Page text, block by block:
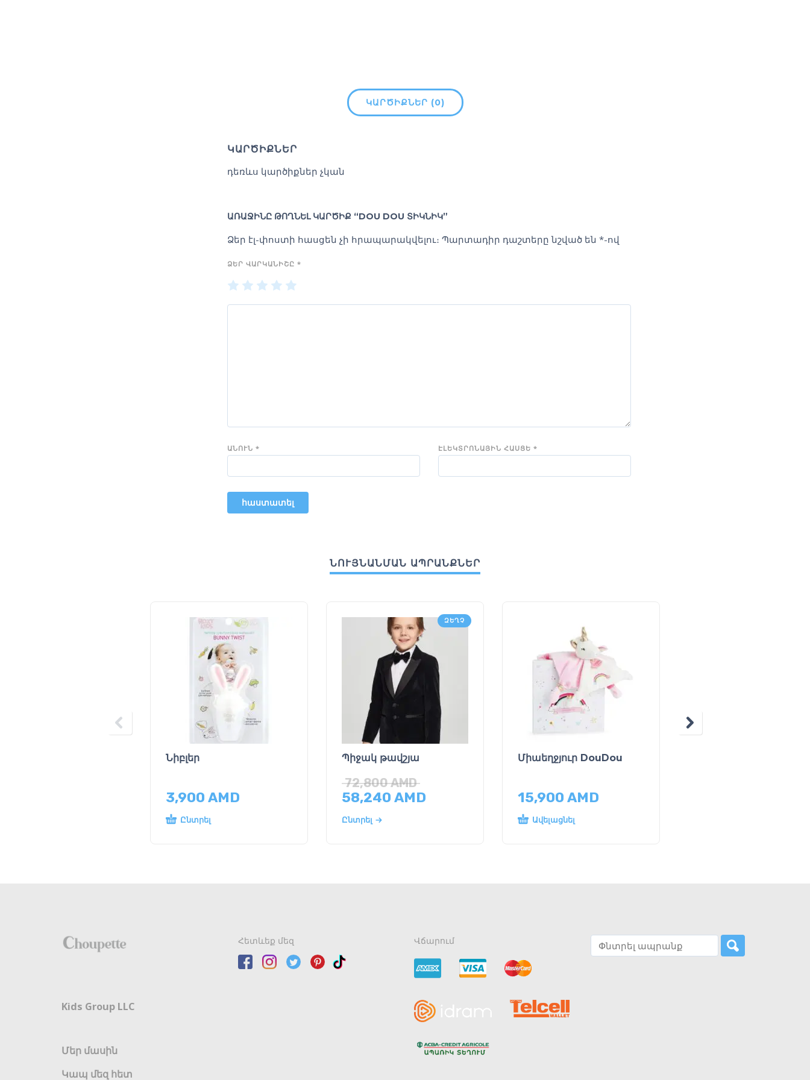
ԿԱՐԾԻՔՆԵՐ (0)
ԿԱՐԾԻՔՆԵՐ
դեռևս կարծիքներ չկան
ԱՌԱՋԻՆԸ ԹՈՂՆԵԼ ԿԱՐԾԻՔ “DOU DOU ՏԻԿՆԻԿ”
Ձեր էլ-փոստի հասցեն չի հրապարակվելու։ Պարտադիր դաշտերը նշված են *-ով
ՁԵՐ ՎԱՐԿԱՆԻՇԸ *
1
2
3
4
ԱՆՈՒՆ * ԷԼԵԿՏՐՈՆԱՅԻՆ ՀԱՍՑԵ *
ՆՈՒՅՆԱՆՄԱՆ ԱՊՐԱՆՔՆԵՐ
Նիբլեր
3,900 AMD
Ընտրել
ԶԵՂՉ
Պիջակ թավշյա
72,800AMD
58,240 AMD
Ընտրել
Միաեղջյուր DouDou
15,900 AMD
Ավելացնել
Kids Group LLC
Մեր մասին
Կապ մեզ հետ
Հետևեք մեզ Վճարում